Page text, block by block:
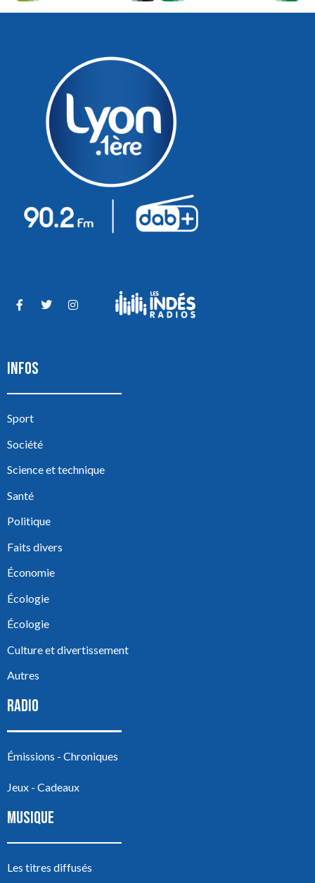
INFOS
Sport
Société
Science et technique
Santé
Politique
Faits divers
Économie
Écologie
Écologie
Culture et divertissement
Autres
RADIO
Émissions - Chroniques
Jeux - Cadeaux
MUSIQUE
Les titres diffusés